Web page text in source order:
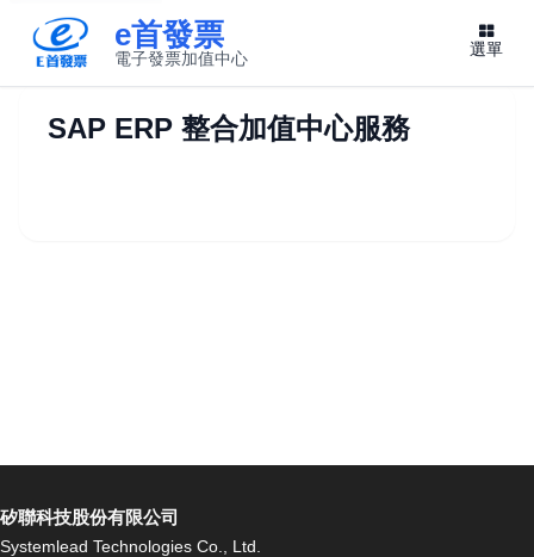
e首發票
電子發票加值中心 選單
SAP ERP 整合加值中心服務
矽聯科技股份有限公司
Systemlead Technologies Co., Ltd.